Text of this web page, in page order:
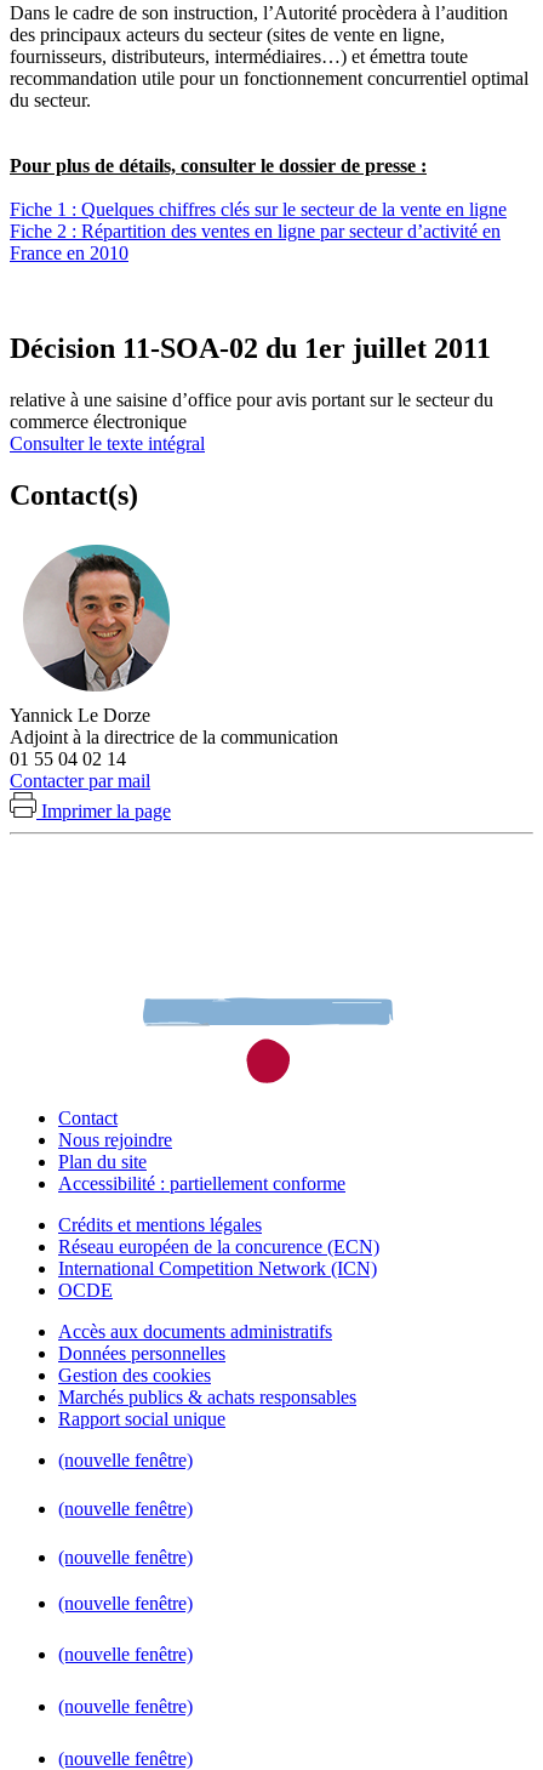
Dans le cadre de son instruction, l’Autorité procèdera à l’audition
des principaux acteurs du secteur (sites de vente en ligne,
fournisseurs, distributeurs, intermédiaires…) et émettra toute
recommandation utile pour un fonctionnement concurrentiel optimal
du secteur.
Pour plus de détails, consulter le dossier de presse :
Fiche 1 : Quelques chiffres clés sur le secteur de la vente en ligne
Fiche 2 : Répartition des ventes en ligne par secteur d’activité en
France en 2010
Décision 11-SOA-02 du 1er juillet 2011
relative à une saisine d’office pour avis portant sur le secteur du
commerce électronique
Consulter le texte intégral
Contact(s)
Yannick Le Dorze
Adjoint à la directrice de la communication
01 55 04 02 14
Contacter par mail
Imprimer la page
Contact
Nous rejoindre
Plan du site
Accessibilité : partiellement conforme
Crédits et mentions légales
Réseau européen de la concurence (ECN)
International Competition Network (ICN)
OCDE
Accès aux documents administratifs
Données personnelles
Gestion des cookies
Marchés publics & achats responsables
Rapport social unique
(nouvelle fenêtre)
(nouvelle fenêtre)
(nouvelle fenêtre)
(nouvelle fenêtre)
(nouvelle fenêtre)
(nouvelle fenêtre)
(nouvelle fenêtre)